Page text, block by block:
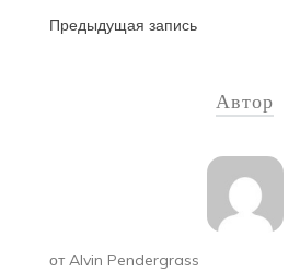
Навигация
Предыдущая запись
Автор
от Alvin Pendergrass